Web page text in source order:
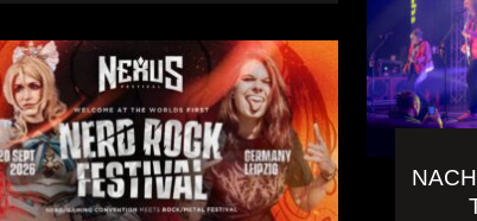
DICK BRAVE ROCKT DINSLAKEN DIREKT
ZWEIMAL
ALLGEMEIN 5 AUG.